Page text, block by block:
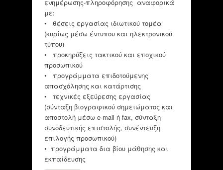
ενημέρωσης-πληροφόρησης αναφορικά
με:
• θέσεις εργασίας ιδιωτικού τομέα
(κυρίως μέσω έντυπου και ηλεκτρονικού
τύπου)
• προκηρύξεις τακτικού και εποχικού
προσωπικού
• προγράμματα επιδοτούμενης
απασχόλησης και κατάρτισης
• τεχνικές εξεύρεσης εργασίας
(σύνταξη βιογραφικού σημειώματος και
αποστολή μέσω e-mail ή fax, σύνταξη
συνοδευτικής επιστολής, συνέντευξη
επιλογής προσωπικού)
• προγράμματα δια βίου μάθησης και
εκπαίδευσης